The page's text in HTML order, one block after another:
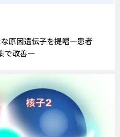
原因遺伝子を提唱―患者
で改善―